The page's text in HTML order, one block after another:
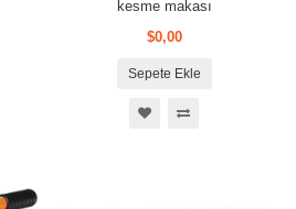
kesme makası
$0,00
Sepete Ekle